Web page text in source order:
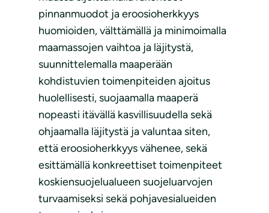
pinnanmuodot ja eroosioherkkyys
huomioiden, välttämällä ja minimoimalla
maamassojen vaihtoa ja läjitystä,
suunnittelemalla maaperään
kohdistuvien toimenpiteiden ajoitus
huolellisesti, suojaamalla maaperä
nopeasti itävällä kasvillisuudella sekä
ohjaamalla läjitystä ja valuntaa siten,
että eroosioherkkyys vähenee, sekä
esittämällä konkreettiset toimenpiteet
koskiensuojelualueen suojeluarvojen
turvaamiseksi sekä pohjavesialueiden